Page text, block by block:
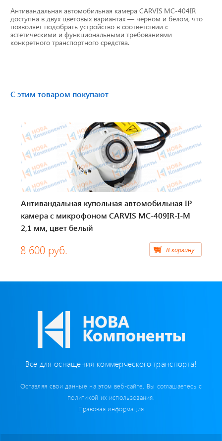
Картридеры для смарт-карт
Разъемы, контакты
Изоляционные материалы,гофра
Перчатки / Инструмент / Герметик
Хомуты пластиковые
Антивандальная автомобильная камера CARVIS MC-404IR
доступна в двух цветовых вариантах — черном и белом, что
позволяет подобрать устройство в соответствии с
эстетическими и функциональными требованиями
конкретного транспортного средства.
С этим товаром покупают
Антивандальная купольная автомобильная IP
камера с микрофоном CARVIS MС-409IR-I-M
2,1 мм, цвет белый
8 600 руб. В корзину
Все для оснащения коммерческого транспорта!
Оставляя свои данные на этом веб-сайте, Вы соглашаетесь с
политикой их использования.
Правовая информация